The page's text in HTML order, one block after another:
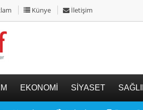
Künye İletişim
EKONOMİ SİYASET